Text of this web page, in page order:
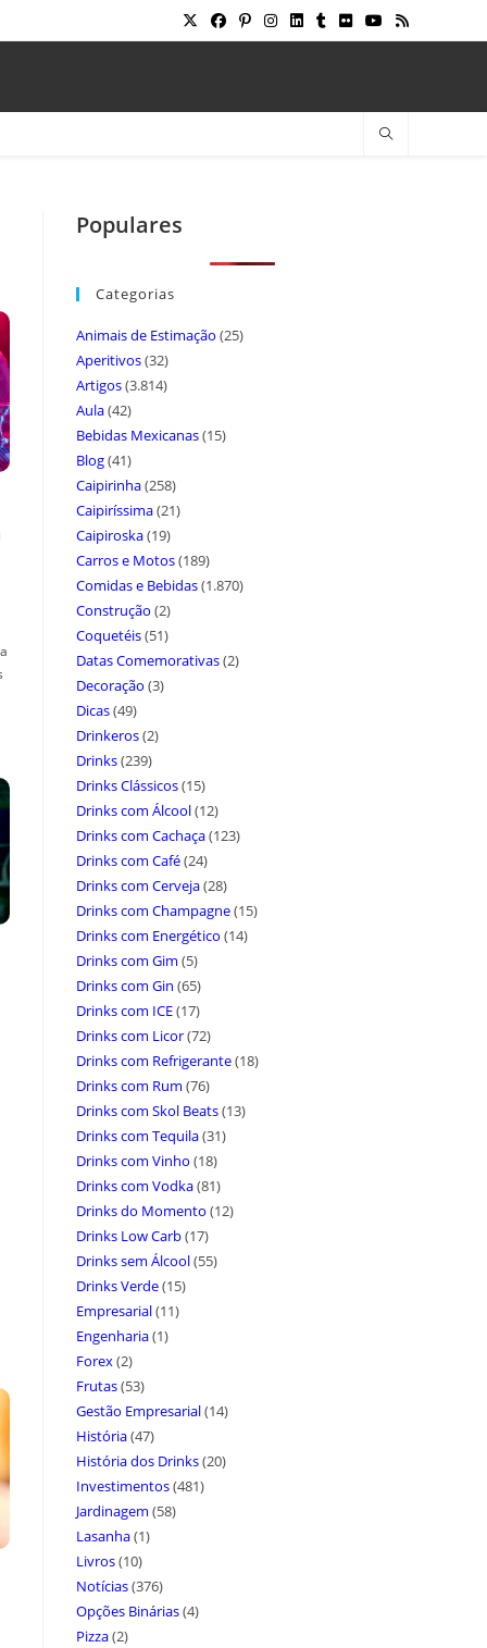
Populares
Categorias
Animais de Estimação (25)
Aperitivos(32)
Artigos(3.814)
Aula(42)
Bebidas Mexicanas(15)
Blog(41)
Caipirinha(258)
Caipiríssima(21)
Caipiroska(19)
Carros e Motos(189)
Comidas e Bebidas(1.870)
Construção (2)
Coquetéis(51)
Datas Comemorativas(2)
Decoração (3)
Dicas(49)
Drinkeros(2)
Drinks(239)
Drinks Clássicos(15)
Drinks com Álcool(12)
Drinks com Cachaça(123)
Drinks com Café(24)
Drinks com Cerveja(28)
Drinks com Champagne(15)
Drinks com Energético (14)
Drinks com Gim (5)
Drinks com Gin (65)
Drinks com ICE(17)
Drinks com Licor(72)
Drinks com Refrigerante(18)
Drinks com Rum (76)
Drinks com Skol Beats(13)
Drinks com Tequila(31)
Drinks com Vinho (18)
Drinks com Vodka(81)
Drinks do Momento (12)
Drinks Low Carb(17)
Drinks sem Álcool(55)
Drinks Verde(15)
Empresarial(11)
Engenharia(1)
Forex(2)
Frutas(53)
Gestão Empresarial(14)
História(47)
História dos Drinks(20)
Investimentos(481)
Jardinagem (58)
Lasanha(1)
Livros(10)
Notícias(376)
Opções Binárias(4)
Pizza(2)